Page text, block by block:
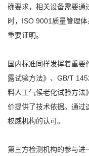
确要求，相关设备需要通
时，ISO 9001质量管理
重要证明。
国内标准同样发挥着重
露试验方法》、GB/T
料人工气候老化试验方法
价提供了技术依据。通过
权威机构的认可。
第三方检测机构的参与进